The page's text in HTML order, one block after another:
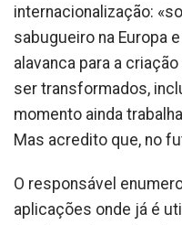
internacionalização:
sabugueiro na Europa
alavanca para a
ser transformados,
momento ainda
Mas acredito que, no
O responsável
aplicações onde já é